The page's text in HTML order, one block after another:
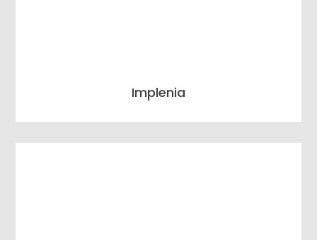
Implenia